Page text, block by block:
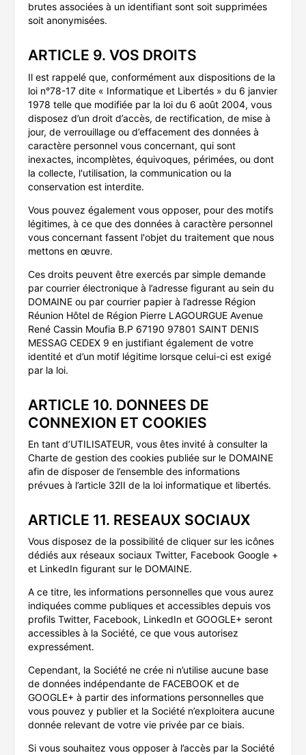
brutes associées à un identifiant sont soit supprimées
soit anonymisées.
ARTICLE 9. VOS DROITS
Il est rappelé que, conformément aux dispositions de la
loi n°78-17 dite « Informatique et Libertés » du 6 janvier
1978 telle que modifiée par la loi du 6 août 2004, vous
disposez d’un droit d’accès, de rectification, de mise à
jour, de verrouillage ou d’effacement des données à
caractère personnel vous concernant, qui sont
inexactes, incomplètes, équivoques, périmées, ou dont
la collecte, l'utilisation, la communication ou la
conservation est interdite.
Vous pouvez également vous opposer, pour des motifs
légitimes, à ce que des données à caractère personnel
vous concernant fassent l'objet du traitement que nous
mettons en œuvre.
Ces droits peuvent être exercés par simple demande
par courrier électronique à l’adresse figurant au sein du
DOMAINE ou par courrier papier à l’adresse Région
Réunion Hôtel de Région Pierre LAGOURGUE Avenue
René Cassin Moufia B.P 67190 97801 SAINT DENIS
MESSAG CEDEX 9 en justifiant également de votre
identité et d’un motif légitime lorsque celui-ci est exigé
par la loi.
ARTICLE 10. DONNEES DE
CONNEXION ET COOKIES
En tant d’UTILISATEUR, vous êtes invité à consulter la
Charte de gestion des cookies publiée sur le DOMAINE
afin de disposer de l’ensemble des informations
prévues à l’article 32II de la loi informatique et libertés.
ARTICLE 11. RESEAUX SOCIAUX
Vous disposez de la possibilité de cliquer sur les icônes
dédiés aux réseaux sociaux Twitter, Facebook Google +
et LinkedIn figurant sur le DOMAINE.
A ce titre, les informations personnelles que vous aurez
indiquées comme publiques et accessibles depuis vos
profils Twitter, Facebook, LinkedIn et GOOGLE+ seront
accessibles à la Société, ce que vous autorisez
expressément.
Cependant, la Société ne crée ni n’utilise aucune base
de données indépendante de FACEBOOK et de
GOOGLE+ à partir des informations personnelles que
vous pouvez y publier et la Société n’exploitera aucune
donnée relevant de votre vie privée par ce biais.
Si vous souhaitez vous opposer à l’accès par la Société